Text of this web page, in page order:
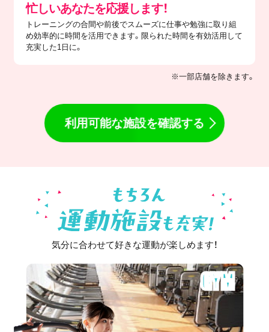
忙しいあなたを応援します！
トレーニングの合間や前後でスムーズに仕事や勉強に取り組
め効率的に時間を活用できます。限られた時間を有効活用して
充実した1日に。
※一部店舗を除きます。
利用可能な施設を確認する
気分に合わせて好きな運動が楽しめます！
GYM